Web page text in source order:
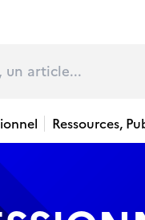
Ressources,